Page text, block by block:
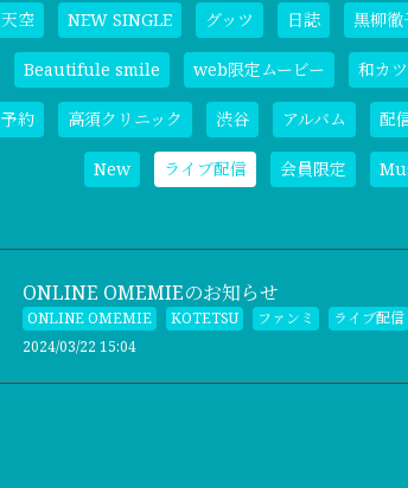
天空 NEW SINGLE グッツ 日誌 黒柳徹
Beautifule smile web限定ムービー 和カ
予約 高須クリニック 渋谷 アルバム 配
New ライブ配信 会員限定
ONLINE OMEMIEのお知らせ
ONLINE OMEMIE KOTETSU ファンミ
ライブ配信
2024/03/22 15:04